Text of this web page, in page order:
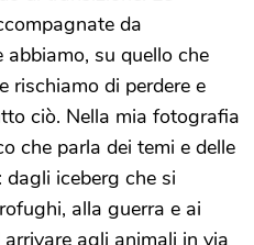
da
abbiamo, su quello che
rischiamo di perdere e
ciò. Nella mia fotografia
che parla dei temi e delle
dagli iceberg che si
alla guerra e ai
arrivare agli animali in via